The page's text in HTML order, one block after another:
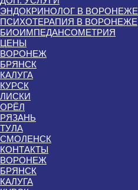
ЭНДОКРИНОЛОГ В ВОРОНЕЖЕ
ПСИХОТЕРАПИЯ В ВОРОНЕЖЕ
БИОИМПЕДАНСОМЕТРИЯ
ЦЕНЫ
ВОРОНЕЖ
БРЯНСК
КАЛУГА
КУРСК
ЛИСКИ
ОРЁЛ
РЯЗАНЬ
ТУЛА
СМОЛЕНСК
КОНТАКТЫ
ВОРОНЕЖ
БРЯНСК
КАЛУГА